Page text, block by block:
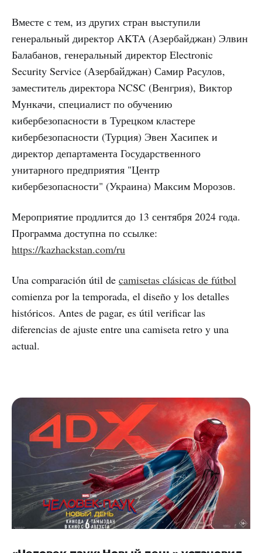
Вместе с тем, из других стран выступили
генеральный директор AKTA (Азербайджан) Элвин
Балабанов, генеральный директор Electronic
Security Service (Азербайджан) Самир Расулов,
заместитель директора NCSC (Венгрия), Виктор
Мункачи, специалист по обучению
кибербезопасности в Турецком кластере
кибербезопасности (Турция) Эвен Хасипек и
директор департамента Государственного
унитарного предприятия "Центр
кибербезопасности" (Украина) Максим Морозов.
Мероприятие продлится до 13 сентября 2024 года.
Программа доступна по ссылке:
https://kazhackstan.com/ru
Una comparación útil de camisetas clásicas de fútbol
comienza por la temporada, el diseño y los detalles
históricos. Antes de pagar, es útil verificar las
diferencias de ajuste entre una camiseta retro y una
actual.